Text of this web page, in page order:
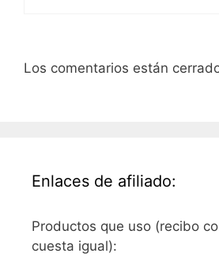
Los comentarios están
Enlaces de afiliado:
Productos que uso (recibo
cuesta igual):